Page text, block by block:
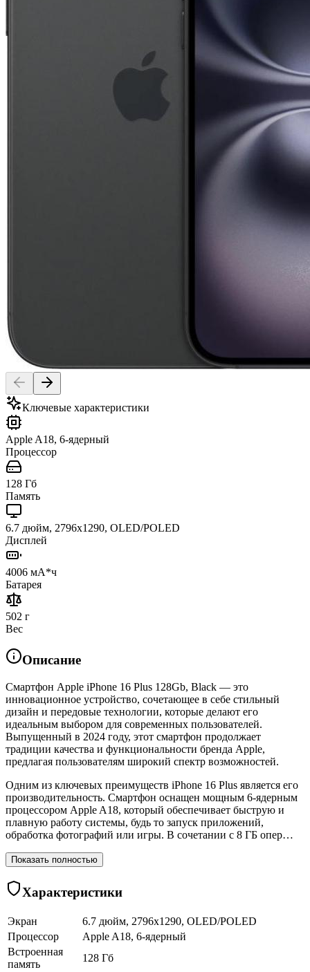
Ключевые характеристики
Apple A18, 6-ядерный
Процессор
128 Гб
Память
6.7 дюйм, 2796x1290, OLED/POLED
Дисплей
4006 мА*ч
Батарея
502 г
Вес
Описание
Смартфон Apple iPhone 16 Plus 128Gb, Black — это
инновационное устройство, сочетающее в себе стильный
дизайн и передовые технологии, которые делают его
идеальным выбором для современных пользователей.
Выпущенный в 2024 году, этот смартфон продолжает
традиции качества и функциональности бренда Apple,
предлагая пользователям широкий спектр возможностей.
Одним из ключевых преимуществ iPhone 16 Plus является его
производительность. Смартфон оснащен мощным 6-ядерным
процессором Apple A18, который обеспечивает быструю и
плавную работу системы, будь то запуск приложений,
обработка фотографий или игры. В сочетании с 8 ГБ опер…
Показать полностью
Характеристики
Экран
6.7 дюйм, 2796x1290, OLED/POLED
Процессор
Apple A18, 6-ядерный
Встроенная
память
128 Гб